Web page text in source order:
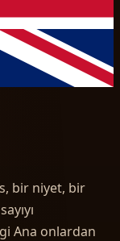
bir niyet, bir
Ana onlardan